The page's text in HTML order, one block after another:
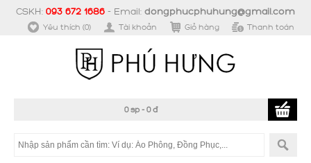
CSKH: 093 672 1686 - Email: dongphucphuhung@gmail.com
Yêu thích (0) Tài khoản Giỏ hàng Thanh toán
0 sp - 0 đ